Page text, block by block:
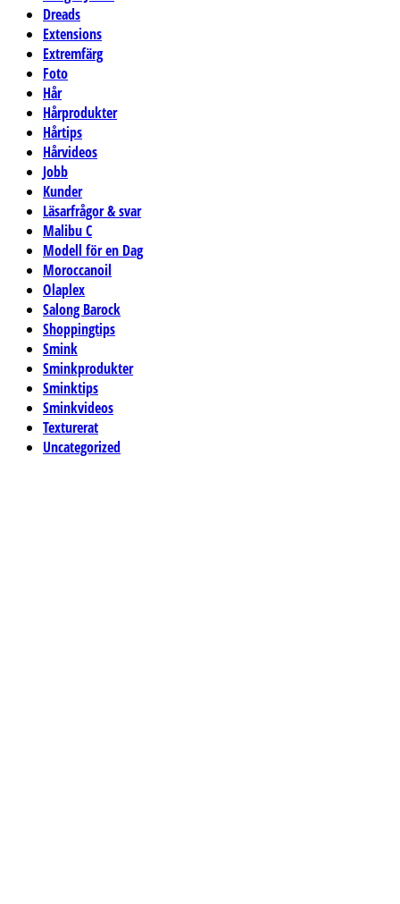
Dreads
Extensions
Extremfärg
Foto
Hår
Hårprodukter
Hårtips
Hårvideos
Jobb
Kunder
Läsarfrågor & svar
Malibu C
Modell för en Dag
Moroccanoil
Olaplex
Salong Barock
Shoppingtips
Smink
Sminkprodukter
Sminktips
Sminkvideos
Texturerat
Uncategorized